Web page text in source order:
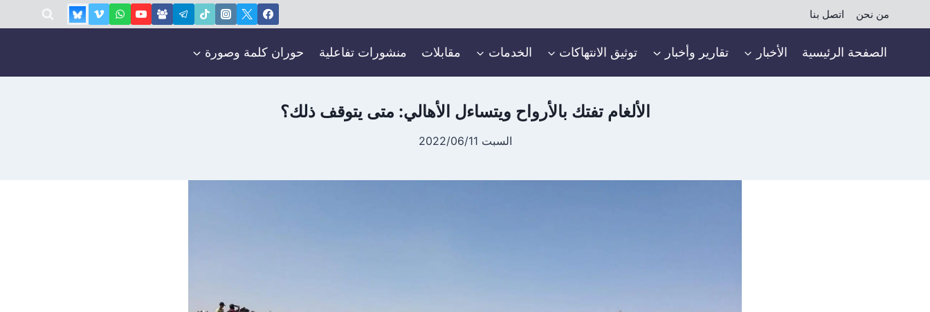
إلى
من نحن اتصل بنا
الصفحة الرئيسية الأخبار تقارير وأخبار توثيق الانتهاكات الخدمات مقابلات منشورات تفاعلية حوران كلمة وصورة
الألغام تفتك بالأرواح ويتساءل الأهالي: متى يتوقف ذلك؟
السبت 2022/06/11